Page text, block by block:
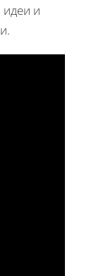
идеи и